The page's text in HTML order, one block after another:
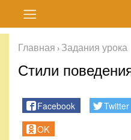
Блог
Курсы
Магазин
Главная › Задания урока
Стили
Facebook Twitter
OK